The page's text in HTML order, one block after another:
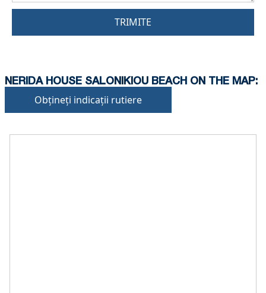
TRIMITE
NERIDA HOUSE SALONIKIOU BEACH ON THE MAP:
Obțineți indicații rutiere